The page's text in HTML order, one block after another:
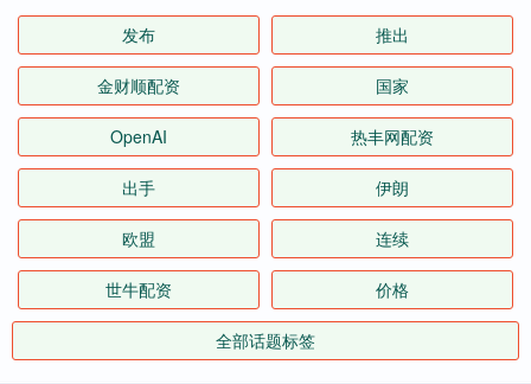
发布 推出
金财顺配资 国家
OpenAI 热丰网配资
出手 伊朗
欧盟 连续
世牛配资 价格
全部话题标签